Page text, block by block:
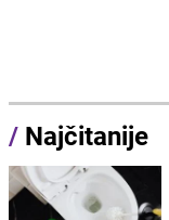
/ Najčitanije